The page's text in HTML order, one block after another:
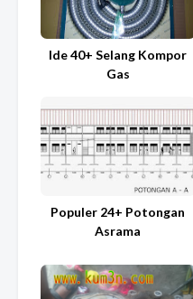
Ide 40+ Selang Kompor
Gas
Populer 24+ Potongan
Asrama